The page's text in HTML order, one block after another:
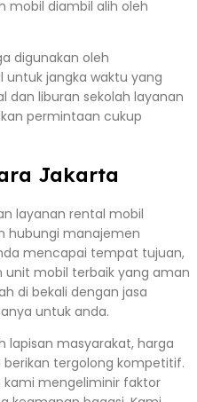
mobil diambil alih oleh
digunakan oleh
jangka waktu yang
dan liburan sekolah layanan
permintaan cukup
Jakarta
layanan rental mobil
hubungi manajemen
mencapai tempat tujuan,
unit mobil terbaik yang aman
di bekali dengan jasa
untuk anda.
lapisan masyarakat, harga
tergolong kompetitif.
mengeliminir faktor